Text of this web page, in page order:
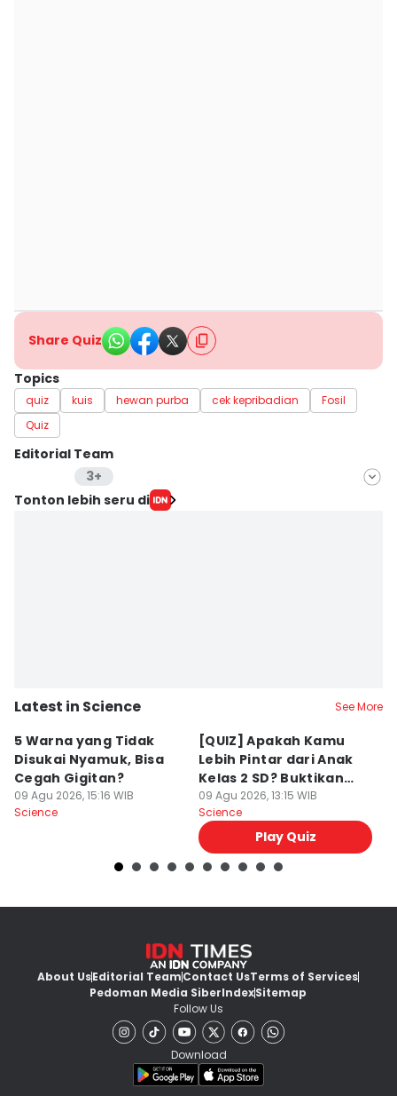
Share Quiz
Topics
quiz kuis hewan purba cek kepribadian
Fosil
Quiz
Editorial Team
3+
Editor
Tonton lebih seru di
Latest in Science See More
5 Warna yang Tidak
Disukai Nyamuk, Bisa
Cegah Gigitan?
09 Agu 2026, 15:16 WIB
Science
[QUIZ] Apakah Kamu
Lebih Pintar dari Anak
Kelas 2 SD? Buktikan
Lewat Kuis Ini
09 Agu 2026, 13:15 WIB
Science
Play Quiz
About UsEditorial TeamContact UsTerms of Services
Pedoman Media SiberIndexSitemap
Follow Us
Download